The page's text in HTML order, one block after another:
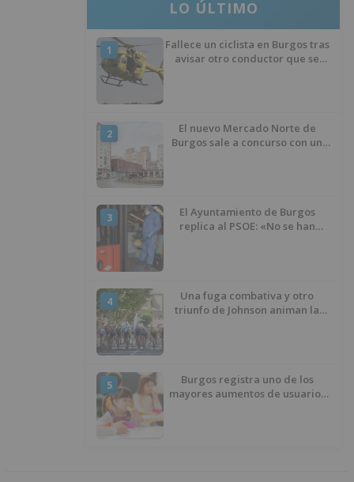
LO ÚLTIMO
1
Fallece un ciclista en Burgos tras
avisar otro conductor que se
2
El nuevo Mercado Norte de
Burgos sale a concurso con un
3
El Ayuntamiento de Burgos
replica al PSOE: «No se han
4
Una fuga combativa y otro
triunfo de Johnson animan la
5
Burgos registra uno de los
mayores aumentos de usuarios